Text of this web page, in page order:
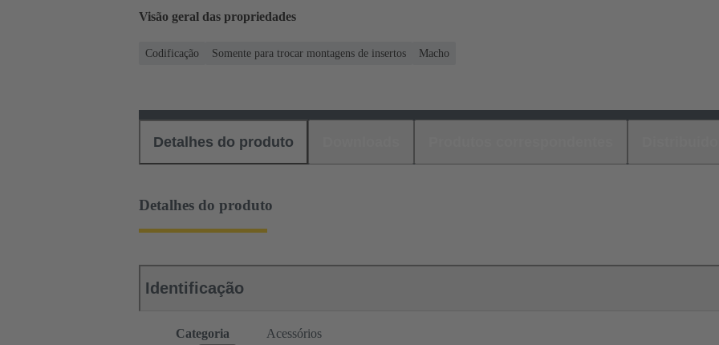
Visão geral das propriedades
Codificação Somente para trocar montagens de insertos Macho
Detalhes do produto
Detalhes do produto
Identificação
Categoria Acessórios